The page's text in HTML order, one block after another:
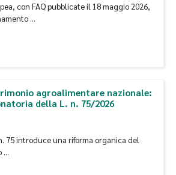
con FAQ pubblicate il 18 maggio 2026,
…
agroalimentare nazionale:
della L. n. 75/2026
75 introduce una riforma organica del
…